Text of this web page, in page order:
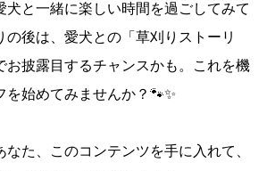
犬と一緒に楽しい時間を過ごしてみて
の後は、愛犬との「草刈りストーリ
お披露目するチャンスかも。これを機
を始めてみませんか？🐾✨
なた、このコンテンツを手に入れて、